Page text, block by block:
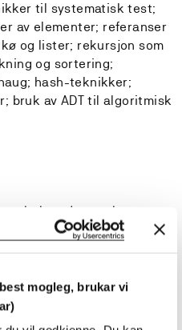
mogleg, brukar vi
til systematisk test;
av elementer; referanser
og lister; rekursjon som
og sortering;
hash-teknikker;
bruk av ADT til algoritmisk
skal studenten kunne:
til standard
av grunnleggende